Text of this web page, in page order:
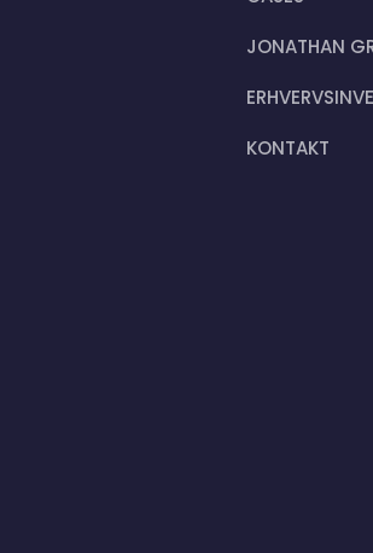
JONATHAN
KONTAKT